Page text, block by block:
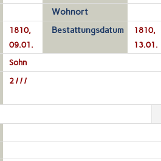
Wohnort
1810,
09.01.
Bestattungsdatum
1810,
13.01.
Sohn
2 / / /